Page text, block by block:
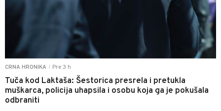
CRNA HRONIKA Pre 3 h
Tuča kod Laktaša: Šestorica presrela i pretukla
muškarca, policija uhapsila i osobu koja ga je pokušala
odbraniti